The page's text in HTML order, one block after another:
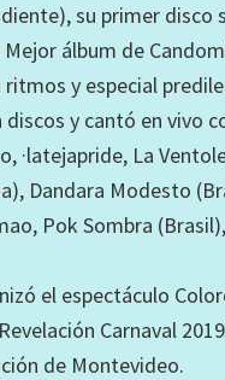
su primer disco
álbum de
ritmos y especial
discos y cantó en vivo
·latejapride, La
Dandara Modesto
Pok Sombra
el espectáculo
Carnaval
de Montevideo.